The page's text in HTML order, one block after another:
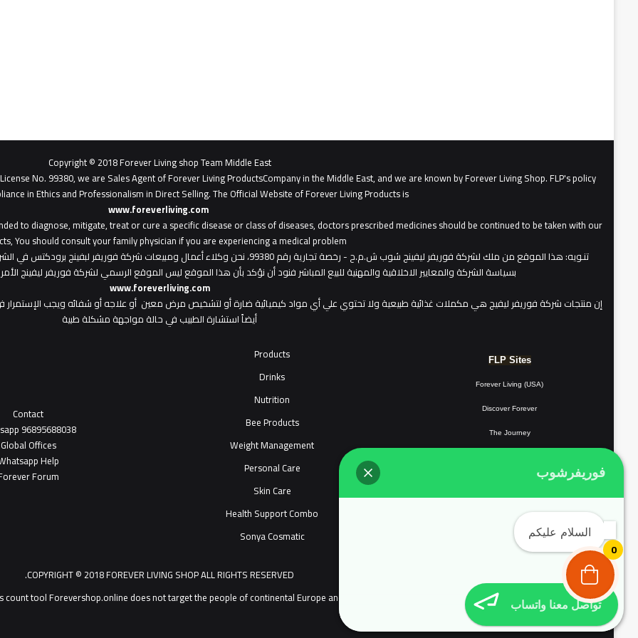
0
Copyright © 2018 Forever Living shop Team Middle East
No. 99380, we are Sales Agent of Forever Living ProductsCompany in the Middle East, and we are known by Forever Living Shop. FLP's policy
in Ethics and Professionalism in Direct Selling. The Official Website of Forever Living Products is
www.foreverliving.com
to diagnose, mitigate, treat or cure a specific disease or class of diseases, doctors prescribed medicines should be continued to be taken with our
You should consult your family physician if you are experiencing a medical problem.
تنـويه
: هذا الموقع من ملك لشركة فوريفر ليفينج شوب ش.م.ح - رخصة تجارية رقم 99380، نحن وكلاء أعمال
بسياسة الشركة والمعايير الاخلاقية والمهنية للبيع المباشر فنود أن نؤكد بأن هذا الموقع ليس الموقع الرسمي لشركة فوريفر ليفينج
www.foreverliving.com
​إن منتجات شركة فوريفر ليفيج هي مكملات غذائية طبيعية ولا تحتوي علي أي مواد كيميائية ضارة أو لتشخيص مرض معين أو علاجه أو شفائه ويجب الإستمرار
أيضاً استشارة الطبيب في حالة مواجهة مشكلة طبية
FLP Sites
Forever Living (USA)
Discover Forever
The Journey
Products
Drinks
Nutrition
Bee Products
Weight Management
Personal Care
Skin Care
Health Support Combo
Sonya Cosmatic
Contact
96895688038
Global Offices
hatsapp Help
Forum
COPYRIGHT © 2018 FOREVER LIVING SHOP ALL RIGHTS RESERVED.
count toolForevershop.online does not target the people of continental Europe and Complyed with EU user consent policy EU Cookie Law يمكنك التحدث مع خدمة عملاء ®Forever Living Products shop 2026
فوريفرشوب
السلام عليكم
تواصل معنا واتساب